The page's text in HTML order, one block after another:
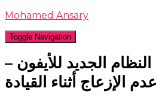
Mohamed Ansary
Toggle Navigation
الجديد للأيفون –
الإزعاج أثناء القيادة